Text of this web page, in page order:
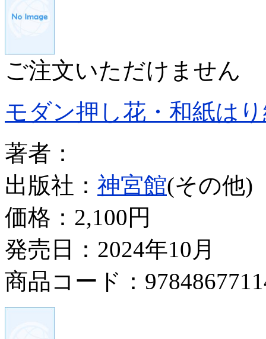
ご注文いただけません
モダン押し花・和紙は
著者：
出版社： 神宮館(その他)
価格： 2,100円
発売日：2024年10月
商品コード：